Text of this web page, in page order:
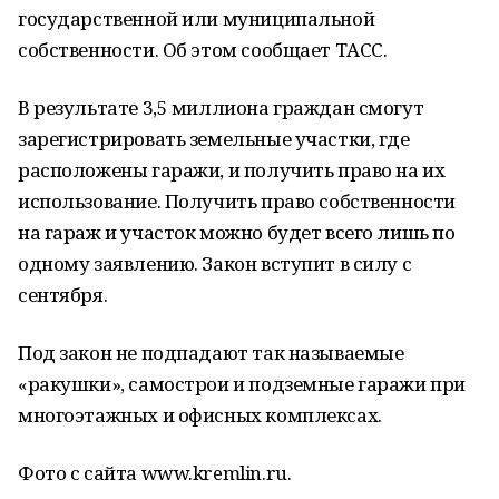
государственной или муниципальной
собственности. Об этом сообщает ТАСС.
В результате 3,5 миллиона граждан смогут
зарегистрировать земельные участки, где
расположены гаражи, и получить право на их
использование. Получить право собственности
на гараж и участок можно будет всего лишь по
одному заявлению. Закон вступит в силу с
сентября.
Под закон не подпадают так называемые
«ракушки», самострои и подземные гаражи при
многоэтажных и офисных комплексах.
Фото с сайта www.kremlin.ru.